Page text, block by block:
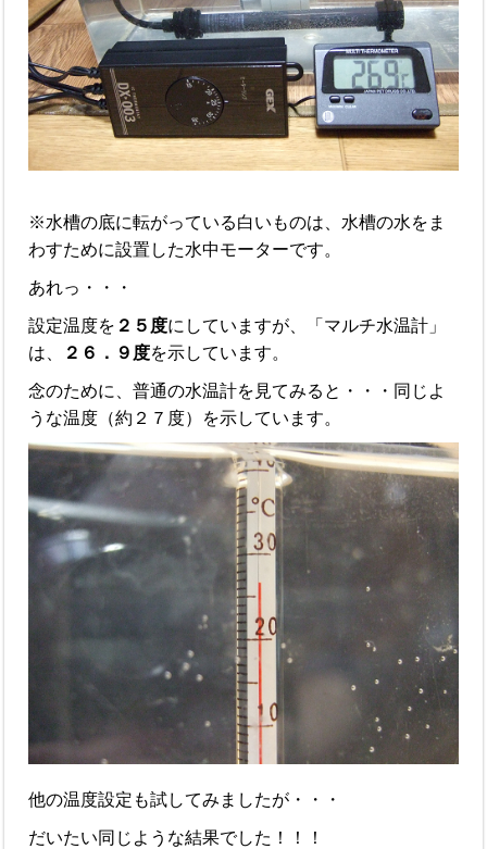
※水槽の底に転がっている白いものは、水槽の水をま
わすために設置した水中モーターです。
あれっ・・・
設定温度を ２５度にしていますが、「マルチ水温計」
は、
２６．９度を示しています。
念のために、普通の水温計を見てみると・・・同じよ
うな温度（約２７度）を示しています。
他の温度設定も試してみましたが・・・
だいたい同じような結果でした！！！